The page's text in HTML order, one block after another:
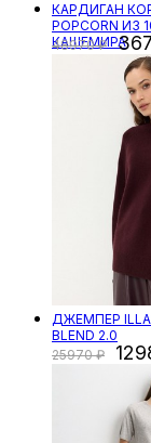
КАРДИГАН
POPCORN ИЗ
КАШЕМИРА
48970
ДЖЕМПЕР
BLEND 2.0
25970